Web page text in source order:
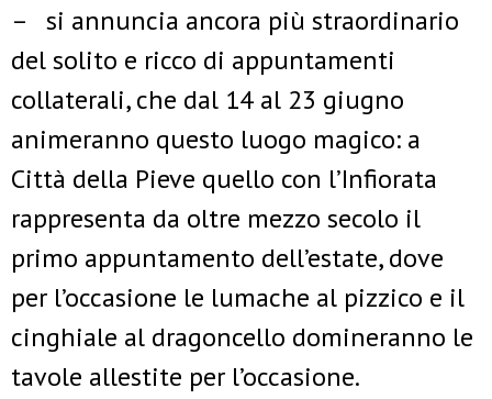
–
si annuncia ancora più straordinario
del solito e ricco di appuntamenti
collaterali, che dal 14 al 23 giugno
animeranno questo luogo magico: a
Città della Pieve quello con l’Infiorata
rappresenta da oltre mezzo secolo il
primo appuntamento dell’estate, dove
per l’occasione le lumache al pizzico e il
cinghiale al dragoncello domineranno le
tavole allestite per l’occasione.